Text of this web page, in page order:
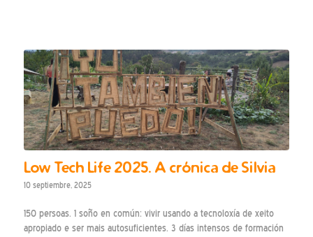
Low Tech Life 2025. A crónica de Silvia
10 septiembre, 2025
150 persoas. 1 soño en común: vivir usando a tecnoloxía de xeito
apropiado e ser mais autosuficientes. 3 días intensos de formación